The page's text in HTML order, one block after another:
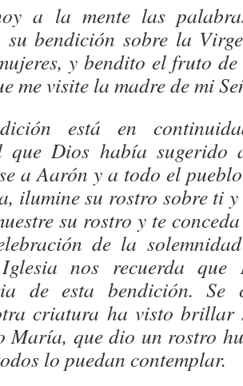
a la mente las
su bendición sobre la
y bendito el fruto
me visite la madre de mi
está en
que Dios había
a Aarón y a todo el
ilumine su rostro sobre ti
su rostro y te
de la
nos recuerda
de esta bendición. Se
criatura ha visto brillar
María, que dio un rostro
lo puedan contemplar.